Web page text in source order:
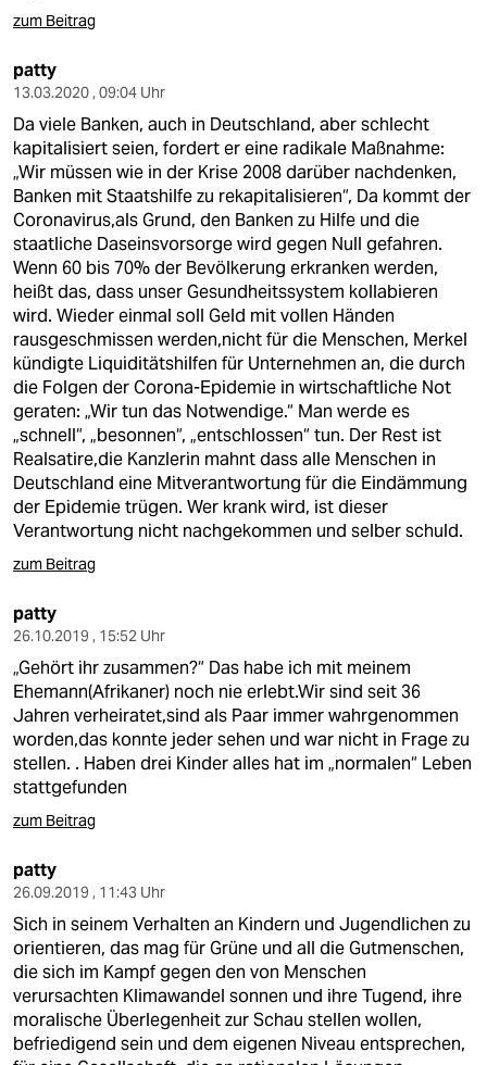
zum Beitrag
patty
13.03.2020 , 09:04 Uhr
Da viele Banken, auch in Deutschland, aber schlecht
kapitalisiert seien, fordert er eine radikale Maßnahme:
„Wir müssen wie in der Krise 2008 darüber nachdenken,
Banken mit Staatshilfe zu rekapitalisieren“, Da kommt der
Coronavirus,als Grund, den Banken zu Hilfe und die
staatliche Daseinsvorsorge wird gegen Null gefahren.
Wenn 60 bis 70% der Bevölkerung erkranken werden,
heißt das, dass unser Gesundheitssystem kollabieren
wird. Wieder einmal soll Geld mit vollen Händen
rausgeschmissen werden,nicht für die Menschen, Merkel
kündigte Liquiditätshilfen für Unternehmen an, die durch
die Folgen der Corona-Epidemie in wirtschaftliche Not
geraten: „Wir tun das Notwendige.“ Man werde es
„schnell“, „besonnen“, „entschlossen“ tun. Der Rest ist
Realsatire,die Kanzlerin mahnt dass alle Menschen in
Deutschland eine Mitverantwortung für die Eindämmung
der Epidemie trügen. Wer krank wird, ist dieser
Verantwortung nicht nachgekommen und selber schuld.
zum Beitrag
patty
26.10.2019 , 15:52 Uhr
„Gehört ihr zusammen?“ Das habe ich mit meinem
Ehemann(Afrikaner) noch nie erlebt.Wir sind seit 36
Jahren verheiratet,sind als Paar immer wahrgenommen
worden,das konnte jeder sehen und war nicht in Frage zu
stellen. . Haben drei Kinder alles hat im „normalen“ Leben
stattgefunden
zum Beitrag
patty
26.09.2019 , 11:43 Uhr
Sich in seinem Verhalten an Kindern und Jugendlichen zu
orientieren, das mag für Grüne und all die Gutmenschen,
die sich im Kampf gegen den von Menschen
verursachten Klimawandel sonnen und ihre Tugend, ihre
moralische Überlegenheit zur Schau stellen wollen,
befriedigend sein und dem eigenen Niveau entsprechen,